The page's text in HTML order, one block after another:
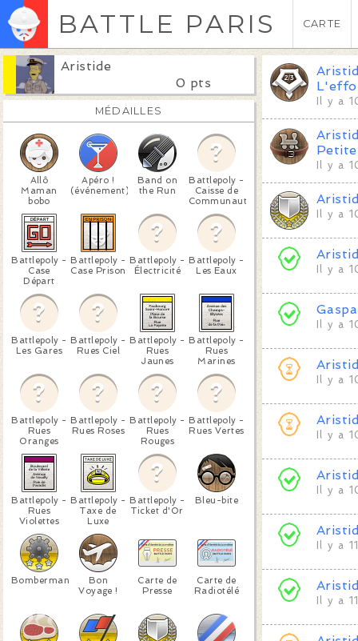
BATTLE PARIS CARTE
Aristide
0 pts
MÉDAILLES
Allô
Maman
bobo
Apéro !
(événement)
Band on
the Run
Battlepoly -
Caisse de
Communauté
Battlepoly -
Case
Départ
Battlepoly -
Case Prison
Battlepoly -
Électricité
Battlepoly -
Les Eaux
Battlepoly -
Les Gares
Battlepoly -
Rues Ciel
Battlepoly -
Rues
Jaunes
Battlepoly -
Rues
Marines
Battlepoly -
Rues
Oranges
Battlepoly -
Rues Roses
Battlepoly -
Rues
Rouges
Battlepoly -
Rues Vertes
Battlepoly -
Rues
Violettes
Battlepoly -
Taxe de
Luxe
Battlepoly -
Ticket d'Or
Bleu-bite
Bomberman
Bon
Voyage !
Carte de
Presse
Carte de
Radiotélé
Il y a
Il y a
Il y a
Il y a
Il y a
Il y a
Il y a
Il y a
Il y a
Il y a